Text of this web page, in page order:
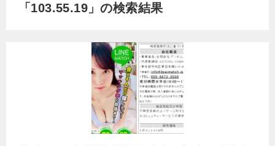
「103.55.19 」の検索結果